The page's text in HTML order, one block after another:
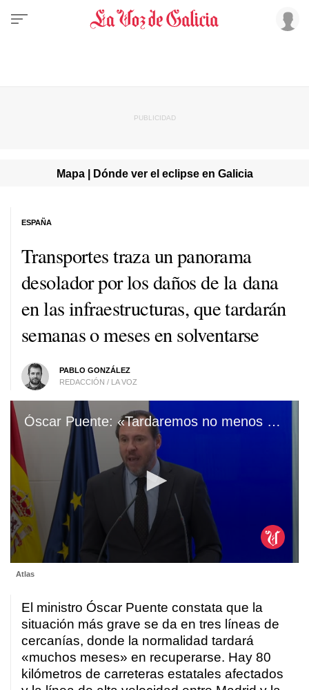
Mapa | Dónde ver el eclipse en Galicia
Transportes traza un panorama
desolador por los daños de la dana
en las infraestructuras, que tardarán
semanas o meses en solventarse
PABLO GONZÁLEZ
REDACCIÓN / LA VOZ
ESPAÑA
Óscar Puente: «Tardaremos no menos de dos o tres semanas en devolver la operatividad a la vía Madrid-Valencia»
seconds
minute,
Atlas
El ministro Óscar Puente constata que la
situación más grave se da en tres líneas de
cercanías, donde la normalidad tardará
«muchos meses» en recuperarse. Hay 80
kilómetros de carreteras estatales afectados